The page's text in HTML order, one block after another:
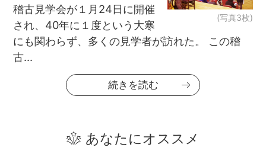
(写真3枚)
稽古見学会が１月24日に開催
され、40年に１度という大寒
にも関わらず、多くの見学者が訪れた。 この稽
古...
続きを読む
あなたにオススメ